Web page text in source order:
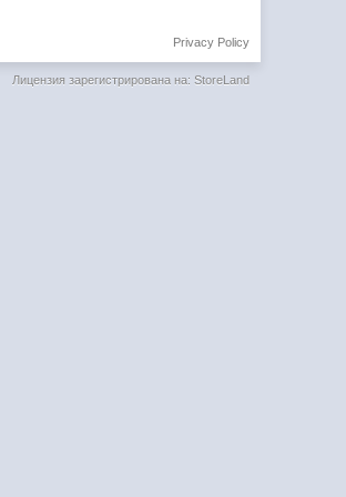
Privacy Policy
Лицензия зарегистрирована на: StoreLand